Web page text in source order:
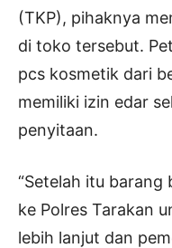
(TKP), pihaknya
di toko tersebut.
pcs kosmetik dari
memiliki izin edar
penyitaan.
“Setelah itu barang
ke Polres Tarakan
lebih lanjut dan